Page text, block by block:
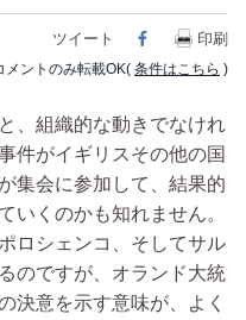
ツイート Facebook
印刷
メントのみ転載OK( 条件はこちら )
、組織的な動きでなけれ
件がイギリスその他の国
集会に参加して、結果的
いくのかも知れません。
ロシェンコ、そしてサル
のですが、オランド大統
決意を示す意味が、よく